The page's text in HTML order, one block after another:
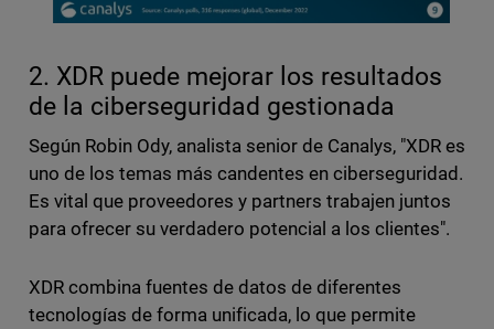
2. XDR puede mejorar los resultados
de la ciberseguridad gestionada
Según Robin Ody, analista senior de Canalys, "XDR es
uno de los temas más candentes en ciberseguridad.
Es vital que proveedores y partners trabajen juntos
para ofrecer su verdadero potencial a los clientes".
XDR combina fuentes de datos de diferentes
tecnologías de forma unificada, lo que permite